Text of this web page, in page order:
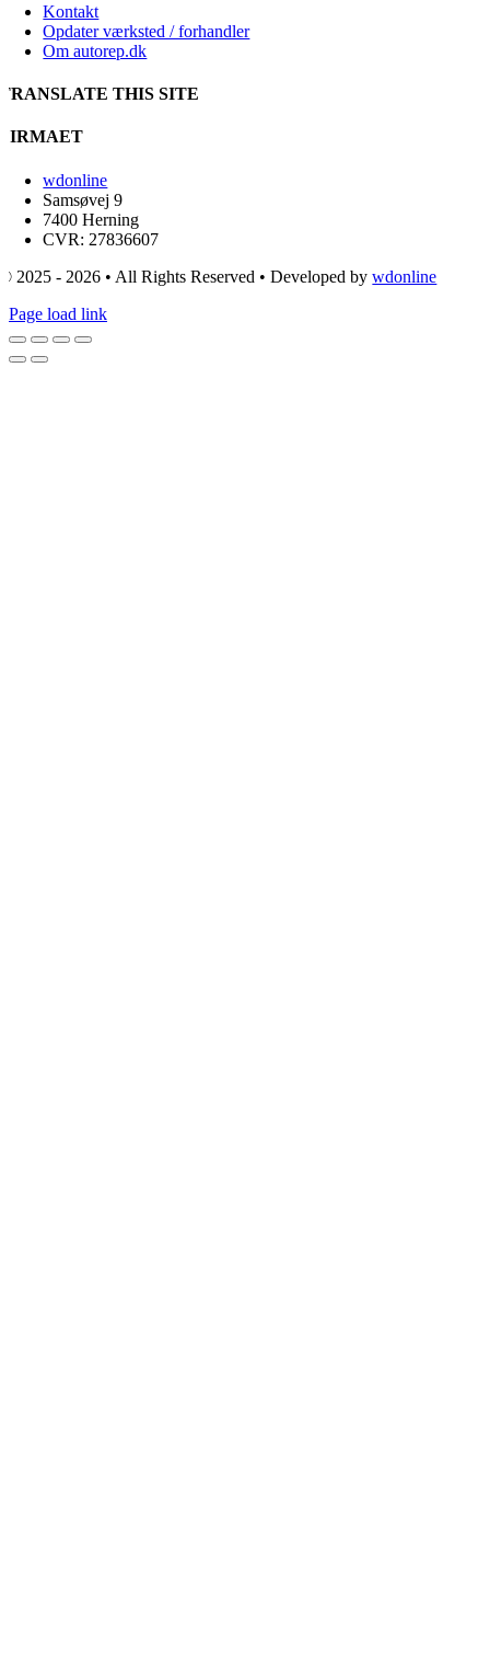
Kontakt
Opdater værksted / forhandler
Om autorep.dk
TRANSLATE THIS SITE
FIRMAET
wdonline
Samsøvej 9
7400 Herning
CVR: 27836607
© 2025 - 2026 • All Rights Reserved • Developed bywdonline
Page load link